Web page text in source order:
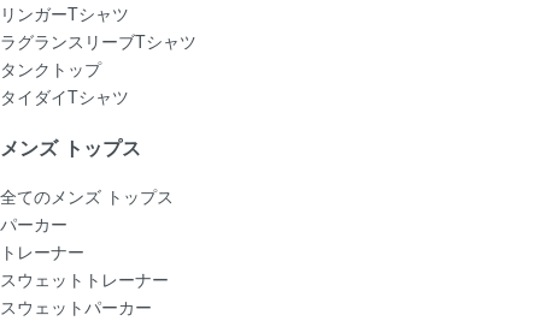
リンガーTシャツ
ラグランスリーブTシャツ
タンクトップ
タイダイTシャツ
メンズ トップス
全てのメンズ トップス
パーカー
トレーナー
スウェットトレーナー
スウェットパーカー